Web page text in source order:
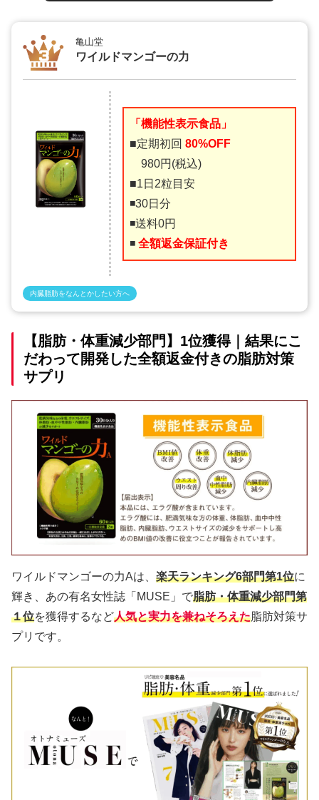
亀山堂
ワイルドマンゴーの力
「機能性表示食品」
■定期初回80%OFF
980円(税込)
■1日2粒目安
◾️30日分
◾️送料0円
◾️全額返金保証付き
内臓脂肪をなんとかしたい方へ
【脂肪・体重減少部門】1位獲得｜結果にこ
だわって開発した全額返金付きの脂肪対策
サプリ
ワイルドマンゴーの力Aは、 楽天ランキング6部門第1位に
輝き、あの有名女性誌「MUSE」で脂肪・体重減少部門第
１位を獲得するなど人気と実力を兼ねそろえた脂肪対策サ
プリです。